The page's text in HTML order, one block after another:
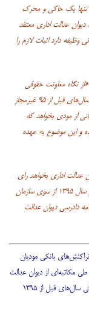
تنها یک حاکی و محرک
عدالت اداری معتقد
وظیفه دارد اثبات لازم را
نگاه معاونت حقوقی
ریاست جمهوری، ورود سازمان امور مالیاتی به تراکنش‌های بانکی سال‌های قبل از ۹۵ غیرمجاز
از مودی بخواهد که
و این موضوع به عهده
عدالت اداری بخواهد رای
خود را درباره عدم رسیدگی به تراکنش‌های بانکی سال‌های قبل از سال ۱۳۹۵ از سوی سازمان
تشکیلات و آیین‌نامه دادرسی دیوان عدالت
بانکی مودیان
۱۳۹۵ مقرر کرد، دبیرخانه طی مکاتبه‌ای از دیوان عدالت
اداری بخواهد رای خود را درباره عدم رسیدگی به تراکنش‌های بانکی سال‌های قبل از ۱۳۹۵